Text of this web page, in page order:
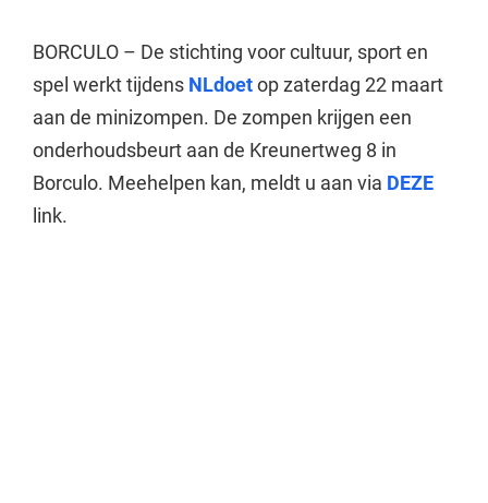
BORCULO – De stichting voor cultuur, sport en
spel werkt tijdens NLdoetop zaterdag 22 maart
aan de minizompen. De zompen krijgen een
onderhoudsbeurt aan de Kreunertweg 8 in
Borculo. Meehelpen kan, meldt u aan via DEZE
link.